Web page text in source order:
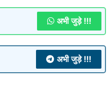
अभी जुड़े !!!
अभी जुड़े !!!